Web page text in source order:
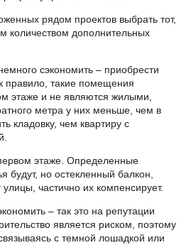
рядом проектов выбрать тот,
количеством дополнительных
сэкономить – приобрести
правило, такие помещения
этаже и не являются жилыми,
метра у них меньше, чем в
кладовку, чем квартиру с
этаже. Определенные
будут, но остекленный балкон,
частично их компенсирует.
– так это на репутации
является риском, поэтому
с темной лошадкой или